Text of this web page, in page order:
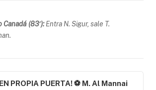
Canadá (83′):Entra N. Sigur, sale T.
PROPIA PUERTA! ⚽ M. Al Mannai